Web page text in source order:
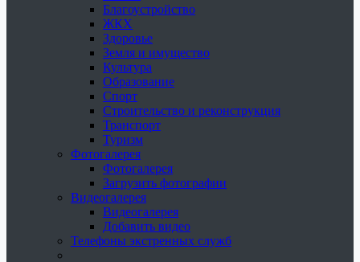
Благоустройство
ЖКХ
Здоровье
Земля и имущество
Культура
Образование
Спорт
Строительство и реконструкция
Транспорт
Туризм
Фотогалерея
Фотогалерея
Загрузить фотографии
Видеогалерея
Видеогалерея
Добавить видео
Телефоны экстренных служб